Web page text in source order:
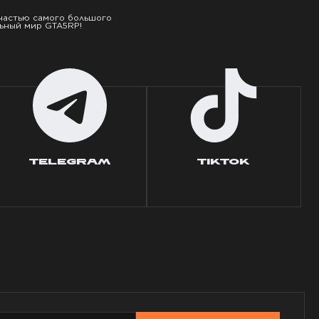
самого большого
мир GTA5RP!
TELEGRAM TIKTOK